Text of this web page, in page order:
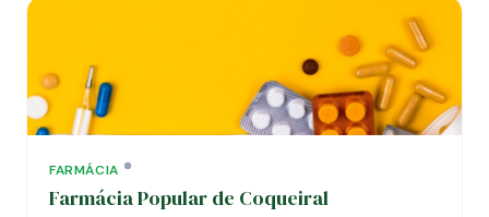
FARMÁCIA
Farmácia Popular de Coqueiral